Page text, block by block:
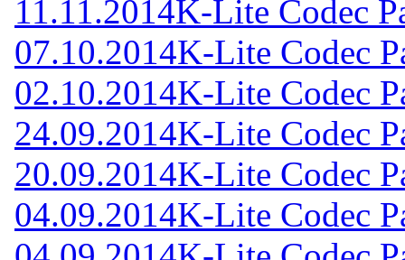
11.11.2014K-Lite Codec
07.10.2014K-Lite Codec
02.10.2014K-Lite Codec
24.09.2014K-Lite Codec
20.09.2014K-Lite Codec
04.09.2014K-Lite Codec